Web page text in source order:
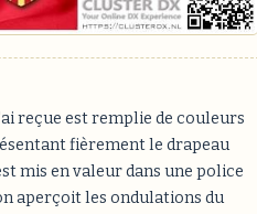
reçue est remplie de couleurs
fièrement le drapeau
mis en valeur dans une police
aperçoit les ondulations du